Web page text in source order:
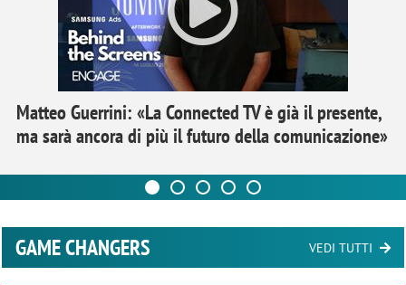
Matteo Guerrini: «La Connected TV è già il presente,
ma sarà ancora di più il futuro della comunicazione»
GAME CHANGERS VEDI TUTTI